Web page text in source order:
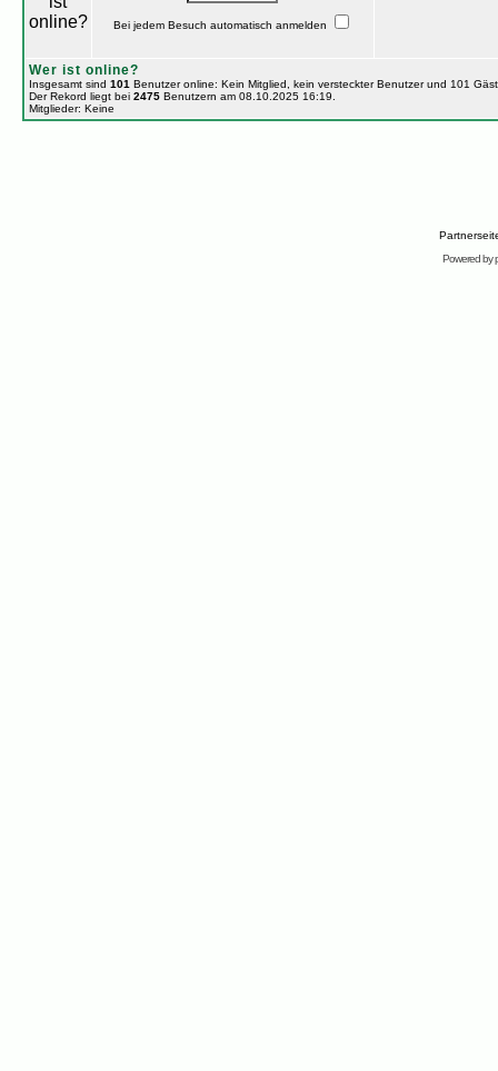
Bei jedem Besuch automatisch anmelden
Wer ist online?
Insgesamt sind 101 Benutzer online: Kein Mitglied, kein versteckter Benutzer und 101
Der Rekord liegt bei 2475Benutzern am 08.10.2025 16:19.
Mitglieder: Keine
Powered by